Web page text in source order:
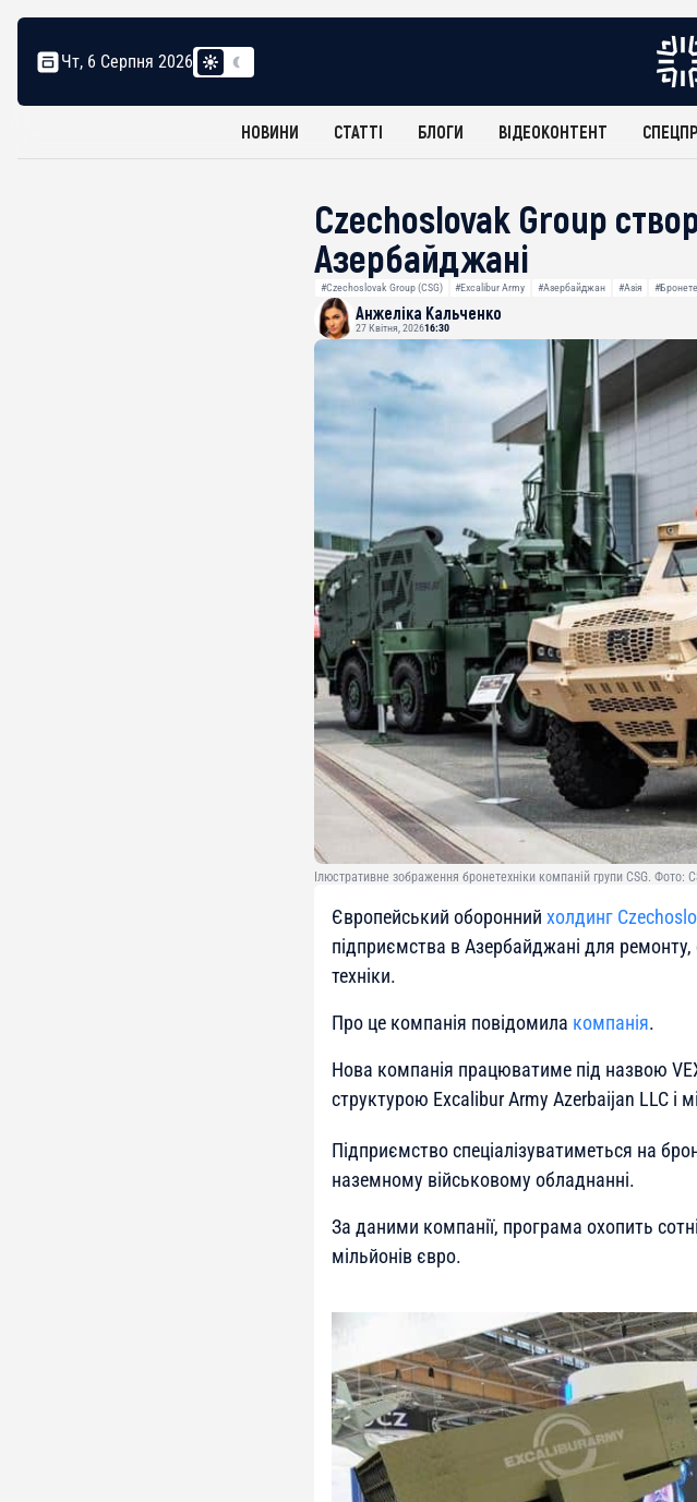
Чт, 6 Серпня 2026
НОВИНИ СТАТТІ БЛОГИ ВІДЕОКОНТЕНТ
Czechoslovak Group
Азербайджані
#Czechoslovak Group (CSG) #Excalibur Army #Азербайджан #Азія
Анжеліка Кальченко
27 Квітня, 202616:30
Ілюстративне зображення бронетехніки компаній групи CSG. Фото:
Європейський оборонний холдинг
підприємства в Азербайджані для ремонту,
техніки.
Про це компанія повідомила компанія.
Нова компанія працюватиме під назвою
структурою Excalibur Army Azerbaijan LLC і
Підприємство спеціалізуватиметься на
наземному військовому обладнанні.
За даними компанії, програма охопить
мільйонів євро.